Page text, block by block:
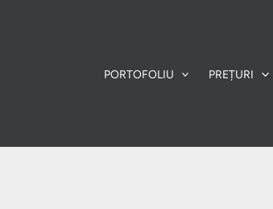
PORTOFOLIU PREȚURI